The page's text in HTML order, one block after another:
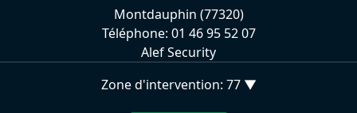
Montdauphin (77320)
Téléphone: 01 46 95 52 07
Alef Security
Zone d'intervention: 77 ▼